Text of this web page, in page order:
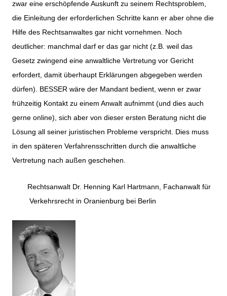
zwar eine erschöpfende Auskunft zu seinem Rechtsproblem,
die Einleitung der erforderlichen Schritte kann er aber ohne die
Hilfe des Rechtsanwaltes gar nicht vornehmen. Noch
deutlicher: manchmal darf er das gar nicht (z.B. weil das
Gesetz zwingend eine anwaltliche Vertretung vor Gericht
erfordert, damit überhaupt Erklärungen abgegeben werden
dürfen). BESSER wäre der Mandant bedient, wenn er zwar
frühzeitig Kontakt zu einem Anwalt aufnimmt (und dies auch
gerne online), sich aber von dieser ersten Beratung nicht die
Lösung all seiner juristischen Probleme verspricht. Dies muss
in den späteren Verfahrensschritten durch die anwaltliche
Vertretung nach außen geschehen.
Rechtsanwalt Dr. Henning Karl Hartmann, Fachanwalt für
Verkehrsrecht in Oranienburg bei Berlin